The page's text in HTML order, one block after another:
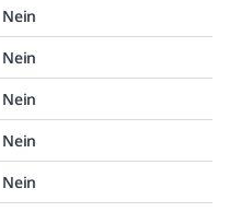
Nein
Nein
Nein
Nein
Nein